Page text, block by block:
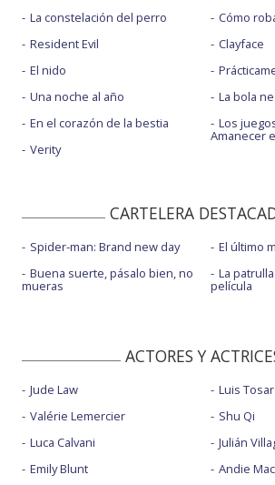
La constelación del perro
Resident Evil
El nido
Una noche al año
En el corazón de la bestia
Verity
Cómo
Clayface
La bola
Los
Amanecer
CARTELERA
Spider-man: Brand new day
Buena suerte, pásalo bien, no
mueras
El último
La
película
ACTORES Y
Jude Law
Valérie Lemercier
Luca Calvani
Emily Blunt
Luis Tosar
Shu Qi
Julián
Andie